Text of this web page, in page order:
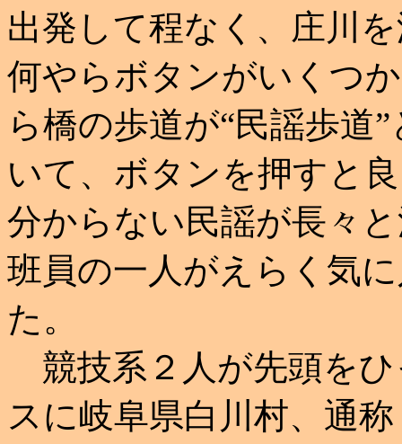
出発して程なく、庄川
何やらボタンがいくつ
ら橋の歩道が“民謡歩道
いて、ボタンを押すと
分からない民謡が長々
班員の一人がえらく気
た。
競技系２人が先頭を
スに岐阜県白川村、通